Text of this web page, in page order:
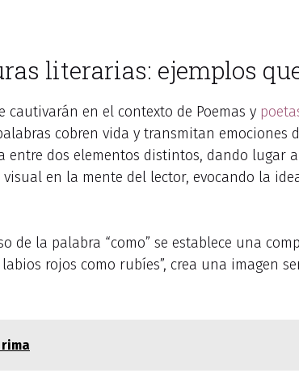
literarias: ejemplos
cautivarán en el contexto de Poemas y
cobren vida y transmitan emociones
dos elementos distintos, dando lugar
en la mente del lector, evocando la
de la palabra “como” se establece una
rojos como rubíes”, crea una imagen